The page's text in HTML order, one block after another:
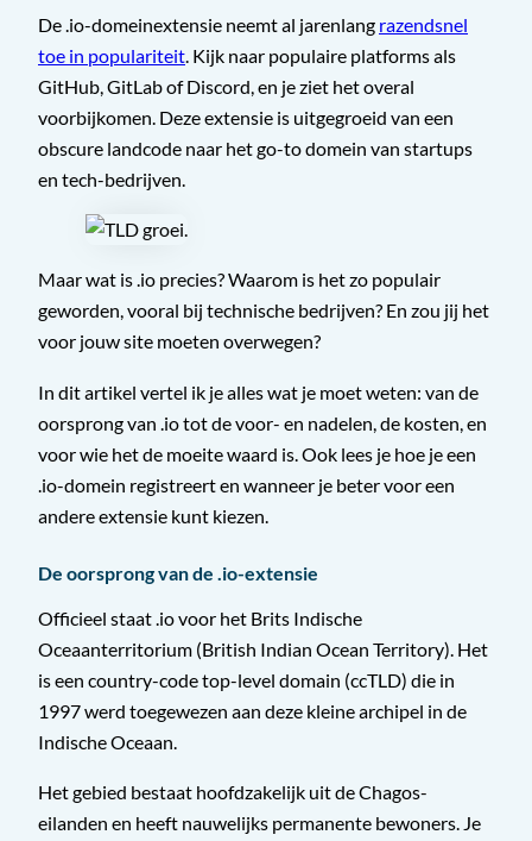
De .io-domeinextensie neemt al jarenlang razendsnel
toe in populariteit . Kijk naar populaire platforms als
GitHub, GitLab of Discord, en je ziet het overal
voorbijkomen. Deze extensie is uitgegroeid van een
obscure landcode naar het go-to domein van startups
en tech-bedrijven.
Maar wat is .io precies? Waarom is het zo populair
geworden, vooral bij technische bedrijven? En zou jij het
voor jouw site moeten overwegen?
In dit artikel vertel ik je alles wat je moet weten: van de
oorsprong van .io tot de voor- en nadelen, de kosten, en
voor wie het de moeite waard is. Ook lees je hoe je een
.io-domein registreert en wanneer je beter voor een
andere extensie kunt kiezen.
De oorsprong van de .io-extensie
Officieel staat .io voor het Brits Indische
Oceaanterritorium (British Indian Ocean Territory). Het
is een country-code top-level domain (ccTLD) die in
1997 werd toegewezen aan deze kleine archipel in de
Indische Oceaan.
Het gebied bestaat hoofdzakelijk uit de Chagos-
eilanden en heeft nauwelijks permanente bewoners. Je